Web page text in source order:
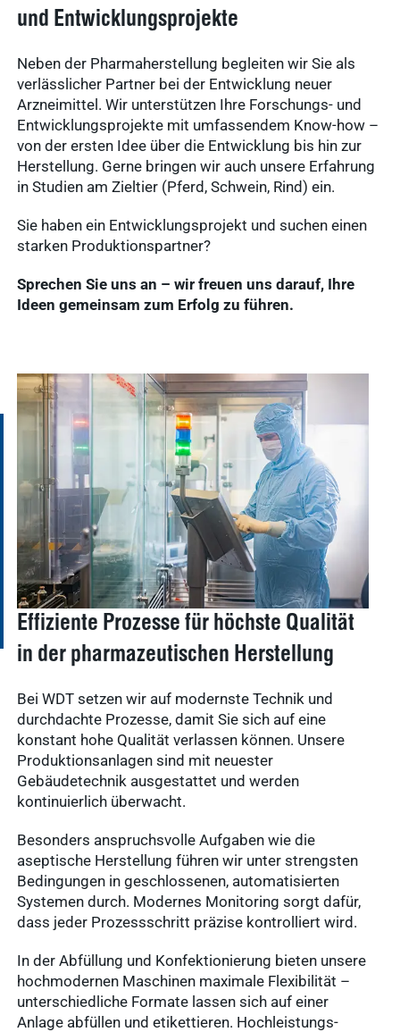
und Entwicklungsprojekte
Neben der Pharmaherstellung begleiten wir Sie als
verlässlicher Partner bei der Entwicklung neuer
Arzneimittel. Wir unterstützen Ihre Forschungs- und
Entwicklungsprojekte mit umfassendem Know-how –
von der ersten Idee über die Entwicklung bis hin zur
Herstellung. Gerne bringen wir auch unsere Erfahrung
in Studien am Zieltier (Pferd, Schwein, Rind) ein.
Sie haben ein Entwicklungsprojekt und suchen einen
starken Produktionspartner?
Sprechen Sie uns an – wir freuen uns darauf, Ihre
Ideen gemeinsam zum Erfolg zu führen.
Effiziente Prozesse für höchste Qualität
in der pharmazeutischen Herstellung
Bei WDT setzen wir auf modernste Technik und
durchdachte Prozesse, damit Sie sich auf eine
konstant hohe Qualität verlassen können. Unsere
Produktionsanlagen sind mit neuester
Gebäudetechnik ausgestattet und werden
kontinuierlich überwacht.
Besonders anspruchsvolle Aufgaben wie die
aseptische Herstellung führen wir unter strengsten
Bedingungen in geschlossenen, automatisierten
Systemen durch. Modernes Monitoring sorgt dafür,
dass jeder Prozessschritt präzise kontrolliert wird.
In der Abfüllung und Konfektionierung bieten unsere
hochmodernen Maschinen maximale Flexibilität –
unterschiedliche Formate lassen sich auf einer
Anlage abfüllen und etikettieren. Hochleistungs-